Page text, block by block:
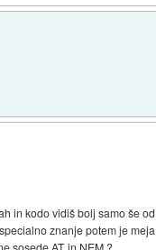
in kodo vidiš bolj samo še
znanje potem je